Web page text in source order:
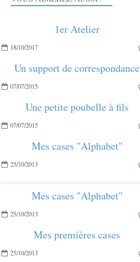
1er Atelier
18/10/2017
Un support de correspondance
07/07/2015
Une petite poubelle à fils
07/07/2015
Mes cases "Alphabet"
25/10/2013
Mes cases "Alphabet"
25/10/2013
Mes premières cases
25/10/2013